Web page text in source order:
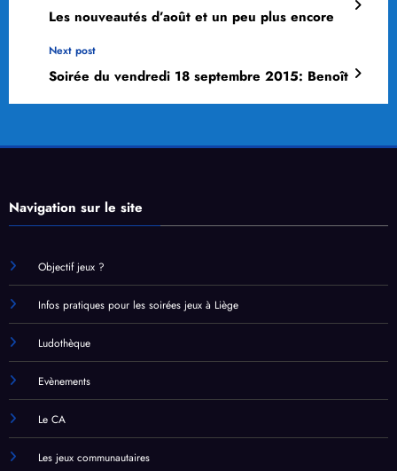
Les nouveautés d’août et un peu plus encore
Next post
Soirée du vendredi 18 septembre 2015: Benoît
Navigation sur le site
Objectif jeux ?
Infos pratiques pour les soirées jeux à Liège
Ludothèque
Evènements
Le CA
Les jeux communautaires